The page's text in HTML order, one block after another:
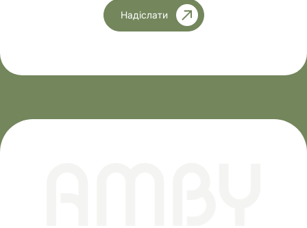
Надіслати